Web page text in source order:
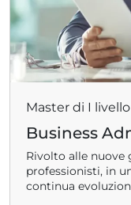
Master di I
Business
Rivolto alle nuove
professionisti, in
continua